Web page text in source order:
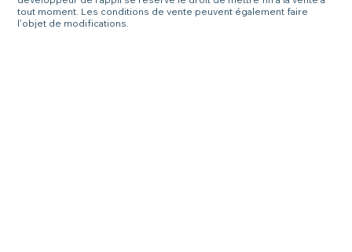
tout moment. Les conditions de vente peuvent également faire
l'objet de modifications.